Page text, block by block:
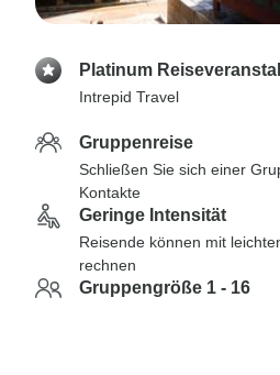
Platinum
Intrepid Travel
Gruppenreise
Schließen Sie sich einer
Kontakte
Geringe Intensität
Reisende können mit
rechnen
Gruppengröße 1 - 16